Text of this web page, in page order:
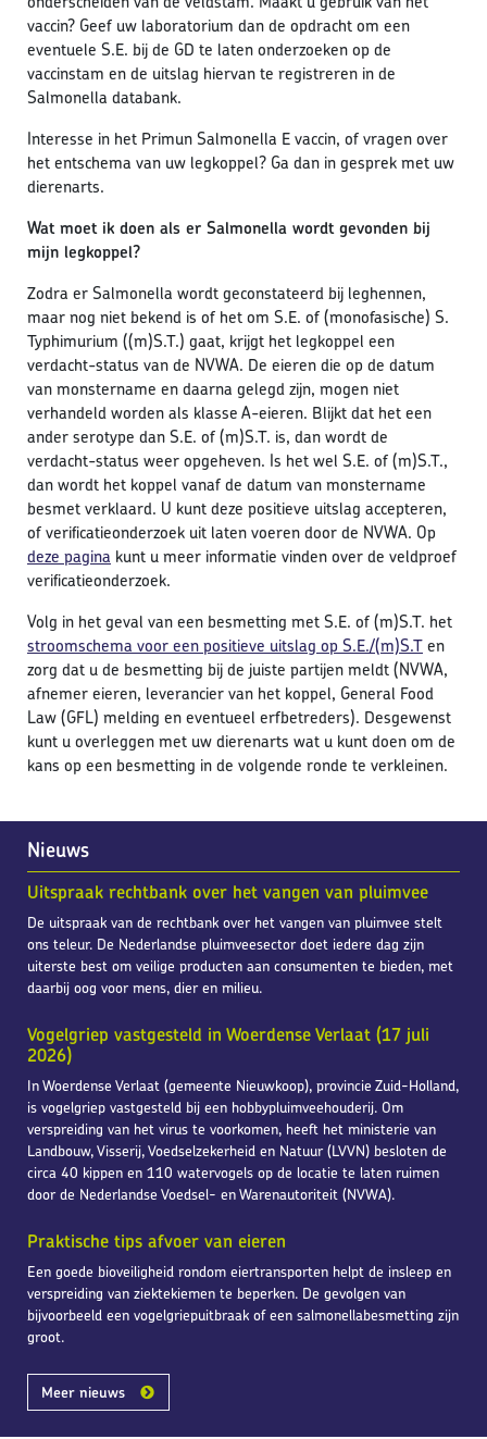
Nieuws
Uitspraak rechtbank over het vangen van pluimvee
De uitspraak van de rechtbank over het vangen van pluimvee stelt
ons teleur. De Nederlandse pluimveesector doet iedere dag zijn
uiterste best om veilige producten aan consumenten te bieden, met
daarbij oog voor mens, dier en milieu.
Vogelgriep vastgesteld in Woerdense Verlaat (17 juli
2026)
In Woerdense Verlaat (gemeente Nieuwkoop), provincie Zuid-Holland,
is vogelgriep vastgesteld bij een hobbypluimveehouderij. Om
verspreiding van het virus te voorkomen, heeft het ministerie van
Landbouw, Visserij, Voedselzekerheid en Natuur (LVVN) besloten de
circa 40 kippen en 110 watervogels op de locatie te laten ruimen
door de Nederlandse Voedsel- en Warenautoriteit (NVWA).
Praktische tips afvoer van eieren
Een goede bioveiligheid rondom eiertransporten helpt de insleep en
verspreiding van ziektekiemen te beperken. De gevolgen van
bijvoorbeeld een vogelgriepuitbraak of een salmonellabesmetting zijn
groot.
Meer nieuws
vaccin? Geef uw laboratorium dan de opdracht om een
eventuele S.E. bij de GD te laten onderzoeken op de
vaccinstam en de uitslag hiervan te registreren in de
Salmonella databank.
Interesse in het Primun Salmonella E vaccin, of vragen over
het entschema van uw legkoppel? Ga dan in gesprek met uw
dierenarts.
Wat moet ik doen als er Salmonella wordt gevonden bij
mijn legkoppel?
Zodra er Salmonella wordt geconstateerd bij leghennen,
maar nog niet bekend is of het om S.E. of (monofasische) S.
Typhimurium ((m)S.T.) gaat, krijgt het legkoppel een
verdacht-status van de NVWA. De eieren die op de datum
van monstername en daarna gelegd zijn, mogen niet
verhandeld worden als klasse A-eieren. Blijkt dat het een
ander serotype dan S.E. of (m)S.T. is, dan wordt de
verdacht-status weer opgeheven. Is het wel S.E. of (m)S.T.,
dan wordt het koppel vanaf de datum van monstername
besmet verklaard. U kunt deze positieve uitslag accepteren,
of verificatieonderzoek uit laten voeren door de NVWA. Op
deze pagina kunt u meer informatie vinden over de veldproef
verificatieonderzoek.
Volg in het geval van een besmetting met S.E. of (m)S.T. het
stroomschema voor een positieve uitslag op S.E./(m)S.Ten
zorg dat u de besmetting bij de juiste partijen meldt (NVWA,
afnemer eieren, leverancier van het koppel, General Food
Law (GFL) melding en eventueel erfbetreders). Desgewenst
kunt u overleggen met uw dierenarts wat u kunt doen om de
kans op een besmetting in de volgende ronde te verkleinen.